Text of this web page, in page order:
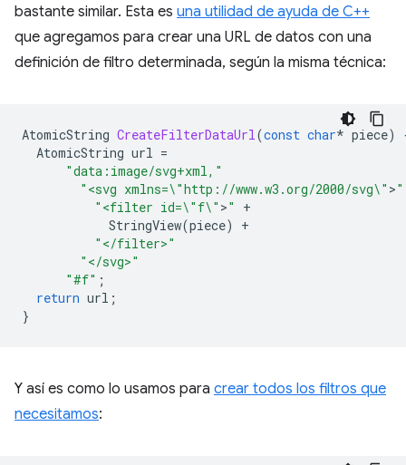
bastante similar. Esta es una utilidad de ayuda de C++
que agregamos para crear una URL de datos con una
definición de filtro determinada, según la misma técnica:
AtomicString CreateFilterDataUrl(const char* piece)
AtomicString url =
"data:image/svg+xml,"
"<svg xmlns=\"http://www.w3.org/2000/svg\" >"
"<filter id=\" f\" >"
+
StringView(piece)
+
"</filter>"
"</svg>"
"#f" ;
return url ;
}
Y así es como lo usamos para crear todos los filtros que
necesitamos: